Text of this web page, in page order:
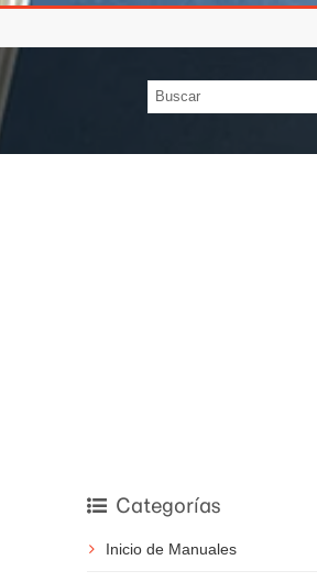
Categorías
Inicio de Manuales